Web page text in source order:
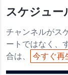
スケジュー
チャンネルがス
ートではなく、
合は、
今すぐ再